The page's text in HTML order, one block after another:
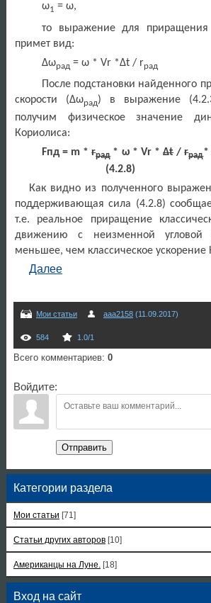
ω1 = ω,
то выражение для приращения
примет вид:
Δωрад = ω * Vr*Δt/ rрад
После подстановки найденного
скорости (Δωрад) в выражение
получим физическое значение
Кориолиса:
Fпд = m *rрад * ω * Vr*Δt /rрад
(4.2.8)
Как видно из полученного
поддерживающая сила (4.2.8)
т.е. реальное приращение
движению с неизменной угловой
меньшее, чем классическое ускорение
Далее
Мои статьи aaa2158(11.09.2017)
584 1.0/1
Всего комментариев: 0
Войдите:
Отправить
Категории раздела
Мои статьи [71]
Статьи других авторов [10]
Американцы на Луне. [18]
Вход на сайт